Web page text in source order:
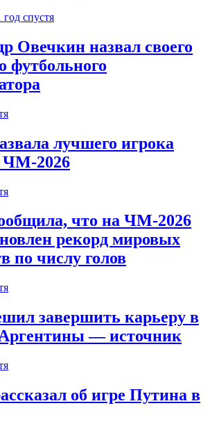
год спустя
Овечкин назвал своего
футбольного
лучшего игрока
ЧМ-2026
что на ЧМ-2026
рекорд мировых
по числу голов
завершить карьеру в
— источник
об игре Путина в